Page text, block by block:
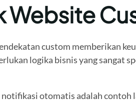
Website
custom memberikan
logika bisnis yang sangat
otomatis adalah contoh